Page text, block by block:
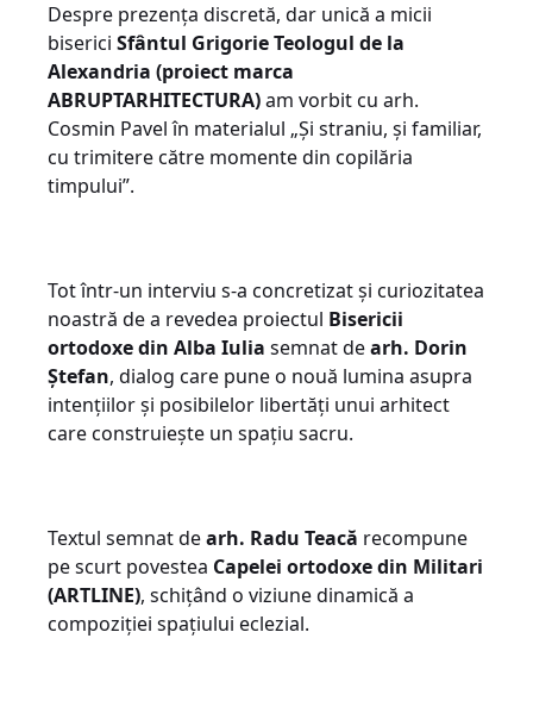
Despre prezența discretă, dar unică a micii
biserici Sfântul Grigorie Teologul de la
Alexandria (proiect marca
ABRUPTARHITECTURA)am vorbit cu arh.
Cosmin Pavel în materialul „Și straniu, și familiar,
cu trimitere către momente din copilăria
timpului”.
Tot într-un interviu s-a concretizat și curiozitatea
noastră de a revedea proiectul Bisericii
ortodoxe din Alba Iulia semnat dearh. Dorin
Ștefan, dialog care pune o nouă lumina asupra
intențiilor și posibilelor libertăți unui arhitect
care construiește un spațiu sacru.
Textul semnat dearh. Radu Teacă recompune
pe scurt povestea Capelei ortodoxe din Militari
(ARTLINE), schițând o viziune dinamică a
compoziției spațiului eclezial.